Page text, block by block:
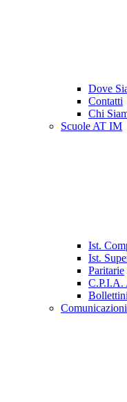
Dove
Contatti
Chi
Scuole AT IM
Ist.
Ist.
Paritarie
C.P.I.A.